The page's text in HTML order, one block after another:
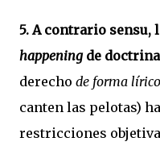
5. A contrario sensu,
happeningde
derecho de forma
canten las pelotas)
restricciones